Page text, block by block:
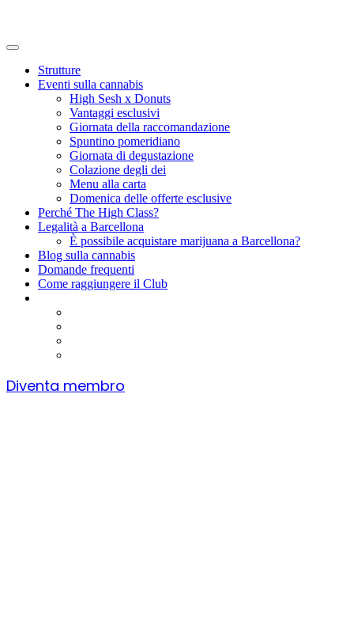
Strutture
Eventi sulla cannabis
High Sesh x Donuts
Vantaggi esclusivi
Giornata della raccomandazione
Spuntino pomeridiano
Giornata di degustazione
Colazione degli dei
Menu alla carta
Domenica delle offerte esclusive
Perché The High Class?
Legalità a Barcellona
È possibile acquistare marijuana a Barcellona?
Blog sulla cannabis
Domande frequenti
Come raggiungere il Club
Diventa membro